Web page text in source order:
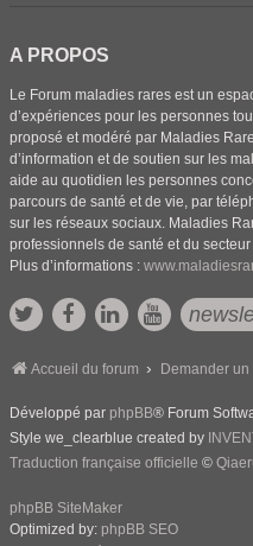
A PROPOS
Le Forum maladies rares est un
d’expériences pour les personnes
proposé et modéré par Maladies
d’information et de soutien sur les
aide au quotidien les personnes
parcours de santé et de vie, par
sur les réseaux sociaux. Maladies
professionnels de santé et du
Plus d’informations :
Accueil du forum Demander
Développé par phpBB® Forum
Style we_clearblue created by
Traduction française officielle ©
phpBB SiteMaker
Optimized by: phpBB SEO